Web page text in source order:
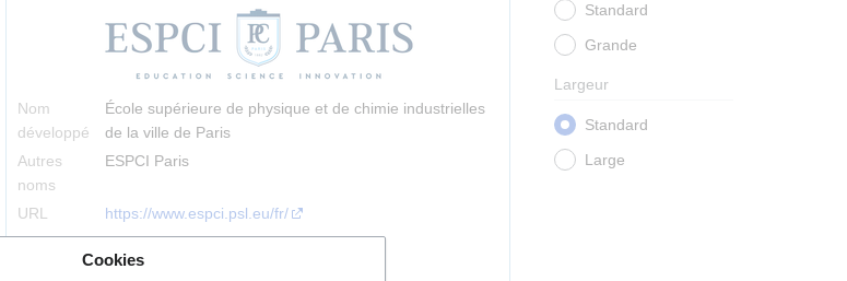
Standard
Grande
Largeur
Standard
Large
Nom
développé
École supérieure de physique et de chimie industrielles
de la ville de Paris
Autres
noms
ESPCI Paris
URL
https://www.espci.psl.eu/fr/
Localisation Paris
Identifiants
Cookies